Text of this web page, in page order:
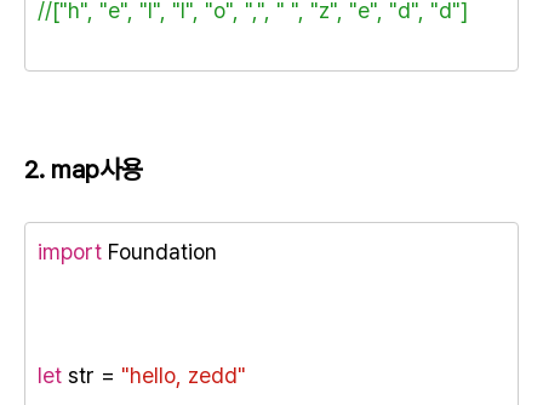
//["h", "e", "l", "l", "o", ",", " ", "z", "e", "d", "d"]
2. map사용
import Foundation
let str = "hello, zedd"